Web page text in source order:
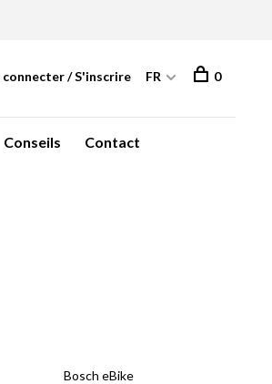
Conseils Contact
connecter / S'inscrire FR 0
Bosch eBike